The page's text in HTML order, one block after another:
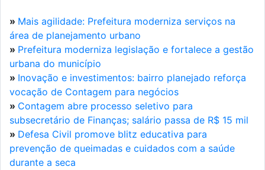
» Mais agilidade: Prefeitura moderniza serviços na
área de planejamento urbano
» Prefeitura moderniza legislação e fortalece a gestão
urbana do município
» Inovação e investimentos: bairro planejado reforça
vocação de Contagem para negócios
» Contagem abre processo seletivo para
subsecretário de Finanças; salário passa de R$ 15 mil
» Defesa Civil promove blitz educativa para
prevenção de queimadas e cuidados com a saúde
durante a seca